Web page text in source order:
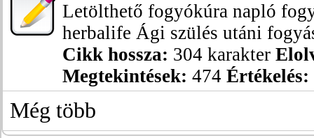
Letölthető fogyókúra napló
herbalife Ági szülés utáni
Cikk hossza: 304 karakter
Megtekintések: 474 Értékelés:
Még több